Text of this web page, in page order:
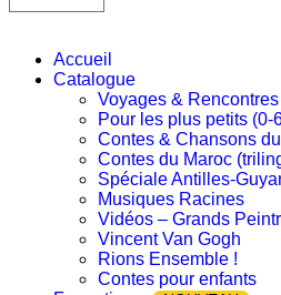
Accueil
Catalogue
Voyages & Rencontres
Pour les plus petits (0-
Contes & Chansons
Contes du Maroc
Spéciale Antilles-
Musiques Racines
Vidéos – Grands
Vincent Van Gogh
Rions Ensemble !
Contes pour enfants